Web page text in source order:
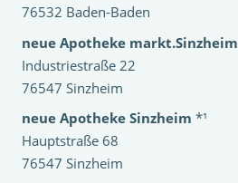
76532 Baden-Baden
neue Apotheke markt.Sinzheim
Industriestraße 22
76547 Sinzheim
neue Apotheke Sinzheim *¹
Hauptstraße 68
76547 Sinzheim